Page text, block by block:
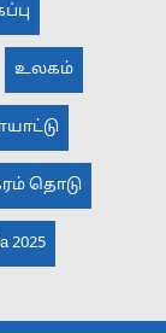
உலகம்
தொடு
2025